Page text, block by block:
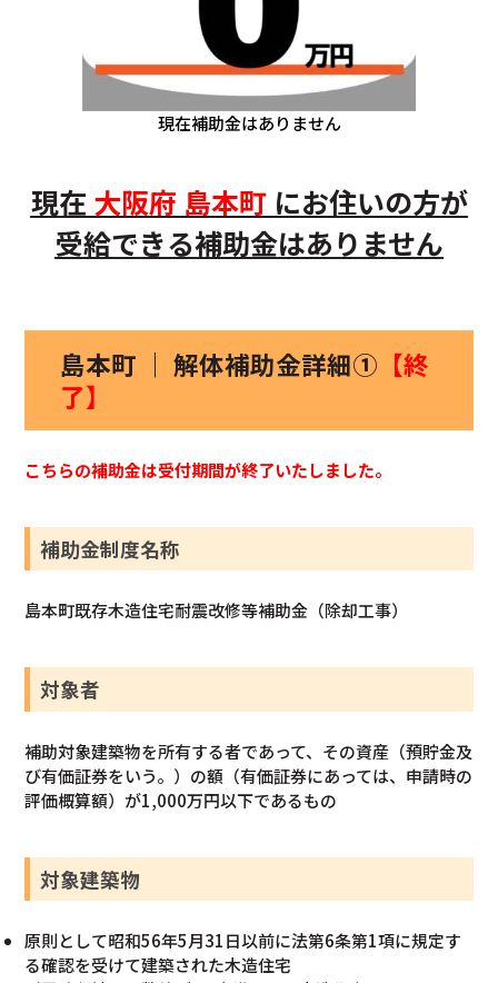
現在補助金はありません
現在 大阪府 島本町 にお住いの方が
受給できる補助金はありません
島本町 ｜ 解体補助金詳細① 【終
了】
こちらの補助金は受付期間が終了いたしました。
補助金制度名称
島本町既存木造住宅耐震改修等補助金（除却工事）
対象者
補助対象建築物を所有する者であって、その資産（預貯金及
び有価証券をいう。）の額（有価証券にあっては、申請時の
評価概算額）が1,000万円以下であるもの
対象建築物
原則として昭和56年5月31日以前に法第6条第1項に規定す
る確認を受けて建築された木造住宅